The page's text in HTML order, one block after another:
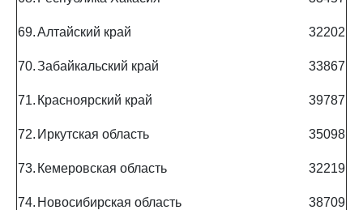
69.Алтайский край 32202
70.Забайкальский край 33867
71. Красноярский край 39787
72. Иркутская область 35098
73. Кемеровская область 32219
74. Новосибирская область 38709